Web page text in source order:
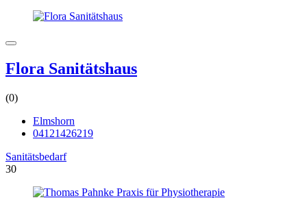
Flora Sanitätshaus
(0)
Elmshorn
04121426219
Sanitätsbedarf
30